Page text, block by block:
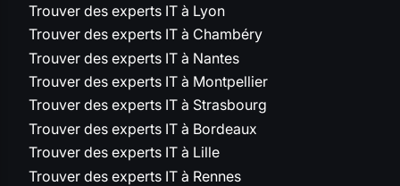
Trouver des experts IT à Lyon
Trouver des experts IT à Chambéry
Trouver des experts IT à Nantes
Trouver des experts IT à Montpellier
Trouver des experts IT à Strasbourg
Trouver des experts IT à Bordeaux
Trouver des experts IT à Lille
Trouver des experts IT à Rennes